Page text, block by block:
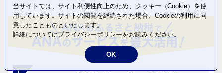
当サイトでは、サイト利便性向上のため、クッキー（Cookie）を使
用しています。サイトの閲覧を継続された場合、Cookieの利用に同
意したことものといたします。
詳細についてはプライバシーポリシーをお読みください。
OK